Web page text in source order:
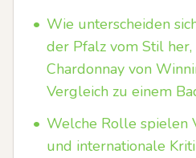
• Wie unterscheiden
der Pfalz vom Stil
Chardonnay von
Vergleich zu einem
• Welche Rolle spielen
und internationale